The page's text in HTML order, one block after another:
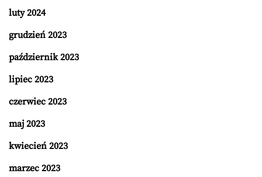
luty 2024
grudzień 2023
październik 2023
lipiec 2023
czerwiec 2023
maj 2023
kwiecień 2023
marzec 2023